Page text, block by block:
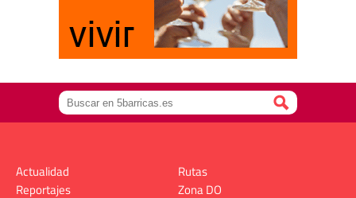
Actualidad
Reportajes
Rutas
Zona DO